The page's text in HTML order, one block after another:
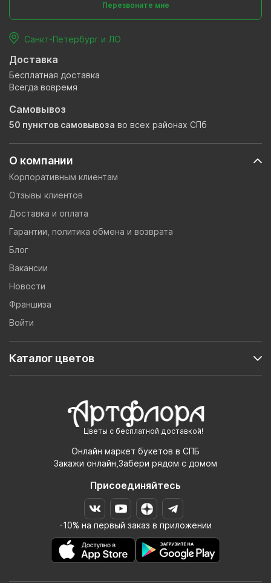
Цветы с бесплатной доставкой!
Онлайн маркет букетов в СПБ
Закажи онлайн,Забери рядом с домом
Присоединяйтесь
-10% на первый заказ в приложении
О компании
Корпоративным клиентам
Отзывы клиентов
Доставка и оплата
Гарантии, политика обмена и возврата
Блог
Вакансии
Новости
Франшиза
Войти
Каталог цветов
Перезвоните мне
Санкт-Петербург и ЛО
Доставка
Бесплатная доставка
Всегда вовремя
Самовывоз
50 пунктов самовывоза во всех районах СПб